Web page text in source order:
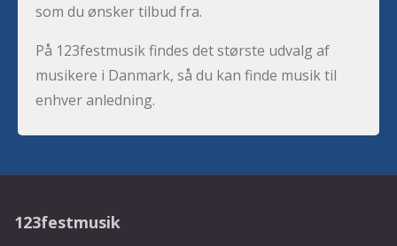
som du ønsker tilbud fra.
På 123festmusik findes det største udvalg af
musikere i Danmark, så du kan finde musik til
enhver anledning.
123festmusik